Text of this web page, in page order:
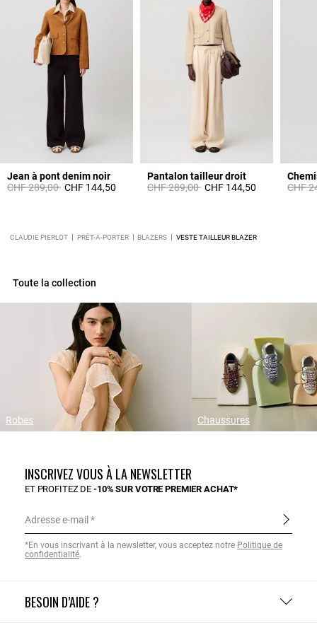
Jean à pont denim noir
Prix réduit à partir de
CHF 289,00àCHF 144,50
Pantalon tailleur droit
Prix réduit à partir de
CHF 289,00àCHF 144,50
Prix
CHF
CLAUDIE PIERLOT PRÊT-À-PORTER BLAZERS VESTE TAILLEUR BLAZER
Toute la collection
Robes Chaussures
BESOIN D’AIDE ?
INSCRIVEZ VOUS À LA NEWSLETTER
ET PROFITEZ DE-10% SUR VOTRE PREMIER ACHAT*
Adresse e-mail
*En vous inscrivant à la newsletter, vous acceptez notre Politique de
confidentialité.